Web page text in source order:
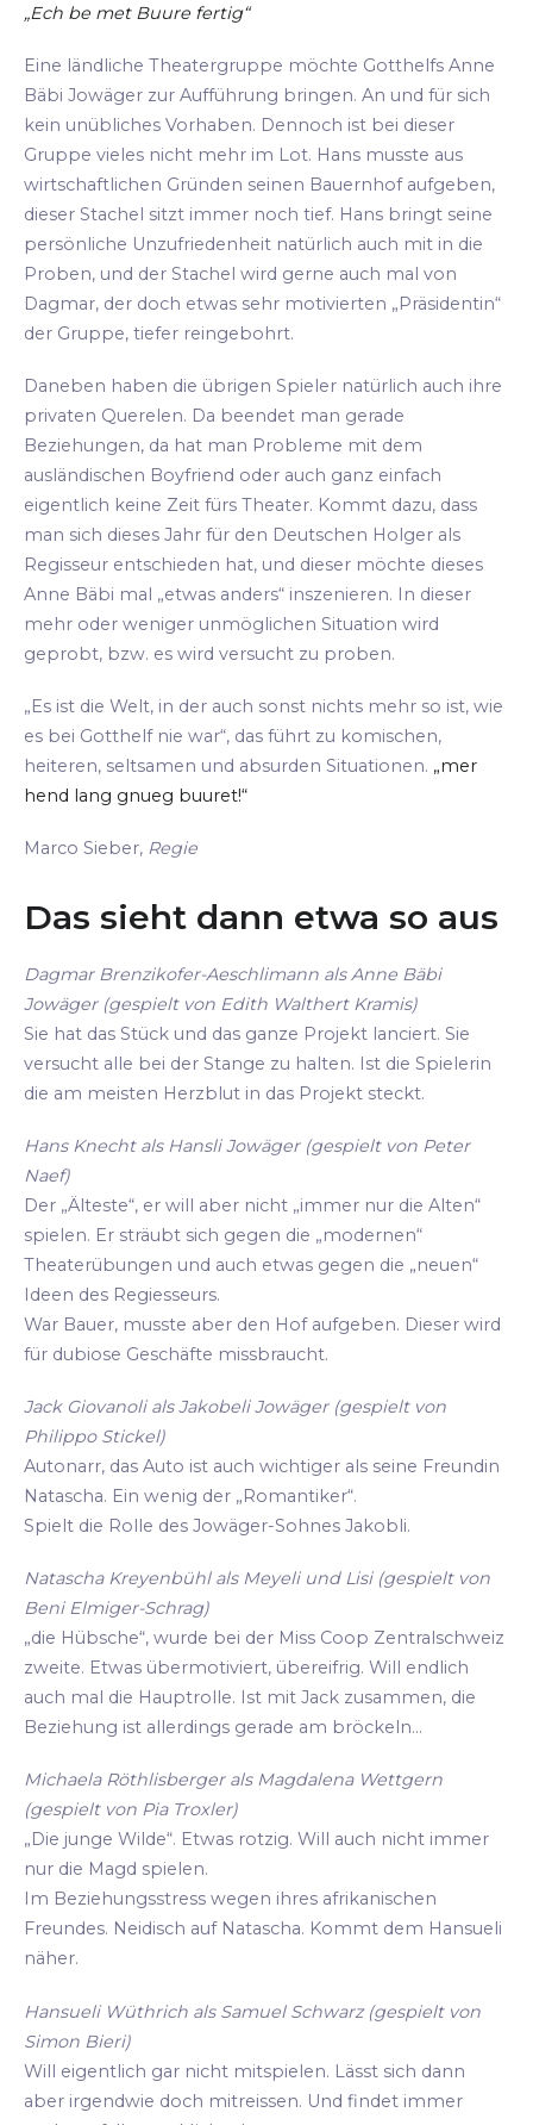
„Ech be met Buure fertig“
Eine ländliche Theatergruppe möchte Gotthelfs Anne
Bäbi Jowäger zur Aufführung bringen. An und für sich
kein unübliches Vorhaben. Dennoch ist bei dieser
Gruppe vieles nicht mehr im Lot. Hans musste aus
wirtschaftlichen Gründen seinen Bauernhof aufgeben,
dieser Stachel sitzt immer noch tief. Hans bringt seine
persönliche Unzufriedenheit natürlich auch mit in die
Proben, und der Stachel wird gerne auch mal von
Dagmar, der doch etwas sehr motivierten „Präsidentin“
der Gruppe, tiefer reingebohrt.
Daneben haben die übrigen Spieler natürlich auch ihre
privaten Querelen. Da beendet man gerade
Beziehungen, da hat man Probleme mit dem
ausländischen Boyfriend oder auch ganz einfach
eigentlich keine Zeit fürs Theater. Kommt dazu, dass
man sich dieses Jahr für den Deutschen Holger als
Regisseur entschieden hat, und dieser möchte dieses
Anne Bäbi mal „etwas anders“ inszenieren. In dieser
mehr oder weniger unmöglichen Situation wird
geprobt, bzw. es wird versucht zu proben.
„Es ist die Welt, in der auch sonst nichts mehr so ist, wie
es bei Gotthelf nie war“, das führt zu komischen,
heiteren, seltsamen und absurden Situationen. „mer
hend lang gnueg buuret!“
Marco Sieber, Regie
Das sieht dann etwa so aus
Dagmar Brenzikofer-Aeschlimann als Anne Bäbi
Jowäger (gespielt von Edith Walthert Kramis)
Sie hat das Stück und das ganze Projekt lanciert. Sie
versucht alle bei der Stange zu halten. Ist die Spielerin
die am meisten Herzblut in das Projekt steckt.
Hans Knecht als Hansli Jowäger (gespielt von Peter
Naef)
Der „Älteste“, er will aber nicht „immer nur die Alten“
spielen. Er sträubt sich gegen die „modernen“
Theaterübungen und auch etwas gegen die „neuen“
Ideen des Regiesseurs.
War Bauer, musste aber den Hof aufgeben. Dieser wird
für dubiose Geschäfte missbraucht.
Jack Giovanoli als Jakobeli Jowäger (gespielt von
Philippo Stickel)
Autonarr, das Auto ist auch wichtiger als seine Freundin
Natascha. Ein wenig der „Romantiker“.
Spielt die Rolle des Jowäger-Sohnes Jakobli.
Natascha Kreyenbühl als Meyeli und Lisi (gespielt von
Beni Elmiger-Schrag)
„die Hübsche“, wurde bei der Miss Coop Zentralschweiz
zweite. Etwas übermotiviert, übereifrig. Will endlich
auch mal die Hauptrolle. Ist mit Jack zusammen, die
Beziehung ist allerdings gerade am bröckeln...
Michaela Röthlisberger als Magdalena Wettgern
(gespielt von Pia Troxler)
„Die junge Wilde“. Etwas rotzig. Will auch nicht immer
nur die Magd spielen.
Im Beziehungsstress wegen ihres afrikanischen
Freundes. Neidisch auf Natascha. Kommt dem Hansueli
näher.
Hansueli Wüthrich als Samuel Schwarz (gespielt von
Simon Bieri)
Will eigentlich gar nicht mitspielen. Lässt sich dann
aber irgendwie doch mitreissen. Und findet immer